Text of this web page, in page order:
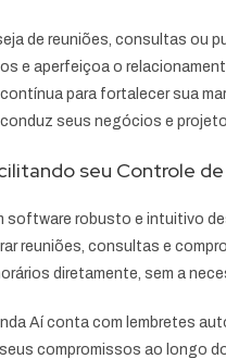
de reuniões, consultas ou
e aperfeiçoa o
para fortalecer sua
seus negócios e
seu Controle
software robusto e intuitivo
reuniões, consultas e
diretamente, sem a
Aí conta com lembretes
compromissos ao longo